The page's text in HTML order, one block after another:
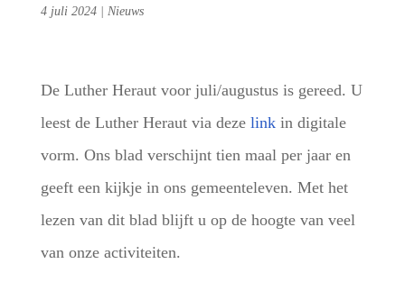
4 juli 2024| Nieuws
De Luther Heraut voor juli/augustus is gereed. U
leest de Luther Heraut via deze linkin digitale
vorm. Ons blad verschijnt tien maal per jaar en
geeft een kijkje in ons gemeenteleven. Met het
lezen van dit blad blijft u op de hoogte van veel
van onze activiteiten.